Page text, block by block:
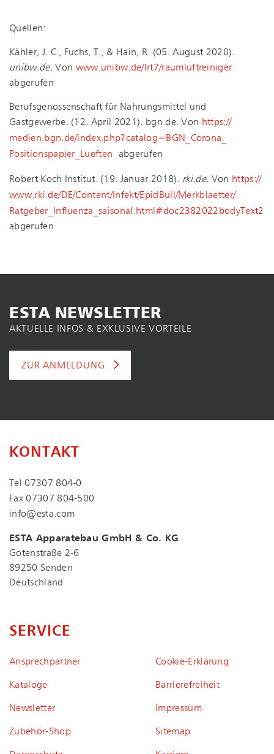
Quellen:
Kähler, J. C., Fuchs, T., & Hain, R. (05. August 2020).
unibw.de. Von www.​unibw.​de/​lrt7/​raumluftreiniger
abgerufen
Be­rufs­ge­nos­sen­schaft für Nahrungsmittel und
Gastgewerbe. (12. April 2021). bgn.​de. Von https://​
medien.​bgn.​de/​index.​php?​catalog=BGN_​Corona_​
Positionspapier_​Lueften abgerufen
Robert Koch Institut. (19. Januar 2018). rki.de. Von https://​
www.​rki.​de/​DE/​Content/​Infekt/​EpidBull/​Merkblaetter/​
Ratgeber_​Influenza_​saisonal.​html#​doc2382022bodyText2
abgerufen
ESTA NEWSLETTER
AKTUELLE INFOS & EXKLUSIVE VORTEILE
ZUR ANMELDUNG
KONTAKT
Tel 07307 804-0
Fax 07307 804-500
info@esta.com
ESTA Apparatebau GmbH & Co. KG
Gotenstraße 2-6
89250 Senden
Deutschland
SERVICE
Ansprechpartner
Kataloge
Newsletter
Zubehör-Shop
Coo­kie-Er­klä­rung
Bar­rie­re­frei­heit
Impressum
Sitemap